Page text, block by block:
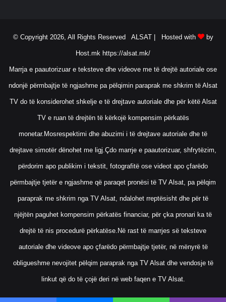
© Copyright 2026, All Rights Reserved ALSAT | Hosted with by
Host.mk https://alsat.mk/
Marrja e paautorizuar e teksteve dhe videove me të drejtë autoriale ose
ndonjë përmbajtje të ngjashme pa pëlqimin paraprak me shkrim të Alsat
TV do të konsiderohet shkelje e të drejtave autoriale dhe për këtë Alsat
TV e ruan të drejtën të kërkojë kompensim përkatës
monetar.Mosrespektimi dhe abuzimi i të drejtave autoriale dhe të
drejtave simotër dënohet me ligj.Çdo marrje e paautorizuar, shfrytëzim,
përdorim apo publikim i tekstit, fotografitë ose videot apo çfarëdo
përmbajtje tjetër e ngjashme që paraqet pronësi të TV Alsat, pa pëlqim
paraprak me shkrim nga TV Alsat, ndalohet rreptësisht dhe për të
njëjtën paguhet kompensim përkatës financiar, për çka pronari ka të
drejtë të nis procedurë përkatëse.Në rast të marrjes së teksteve
autoriale dhe videove apo çfarëdo përmbajtje tjetër, në mënyrë të
obligueshme nevojitet pëlqim paraprak nga TV Alsat dhe vendosje të
linkut që do të çojë deri në web faqen e TV Alsat.